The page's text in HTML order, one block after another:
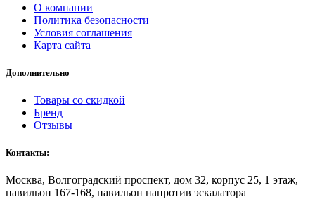
О компании
Политика безопасности
Условия соглашения
Карта сайта
Дополнительно
Товары со скидкой
Бренд
Отзывы
Контакты:
Москва, Волгоградский проспект, дом 32, корпус 25, 1 этаж,
павильон 167-168, павильон напротив эскалатора